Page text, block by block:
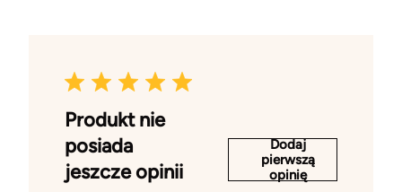
Produkt nie
posiada
jeszcze opinii
Dodaj
pierwszą
opinię